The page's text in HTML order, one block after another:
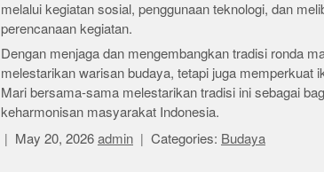
melalui kegiatan sosial, penggunaan teknologi, dan
perencanaan kegiatan.
Dengan menjaga dan mengembangkan tradisi ronda
melestarikan warisan budaya, tetapi juga memperkuat
Mari bersama-sama melestarikan tradisi ini sebagai
keharmonisan masyarakat Indonesia.
May 20, 2026 admin Categories: Budaya